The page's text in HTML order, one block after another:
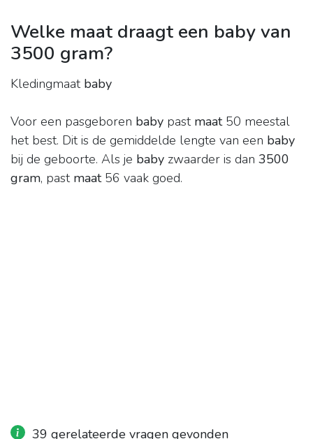
Welke maat draagt een baby van
3500 gram?
Kledingmaat baby
Voor een pasgeboren baby past maat50 meestal
het best. Dit is de gemiddelde lengte van een baby
bij de geboorte. Als je baby zwaarder is dan 3500
gram, past maat56 vaak goed.
39 gerelateerde vragen gevonden